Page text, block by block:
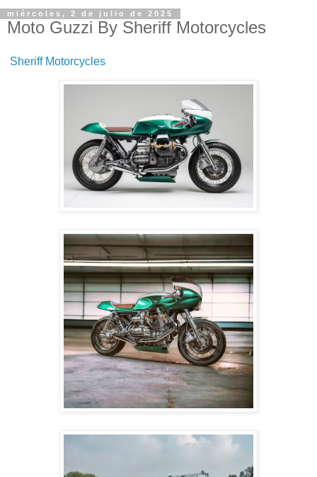
miércoles, 2 de julio de 2025
Moto Guzzi By Sheriff Motorcycles
Sheriff Motorcycles